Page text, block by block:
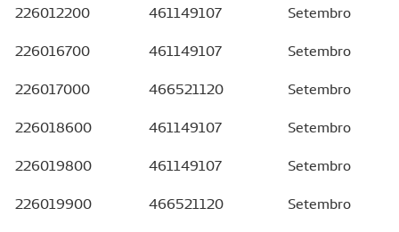
226012200 461149107 Setembro
226016700 461149107 Setembro
226017000 466521120 Setembro
226018600 461149107 Setembro
226019800 461149107 Setembro
226019900 466521120 Setembro